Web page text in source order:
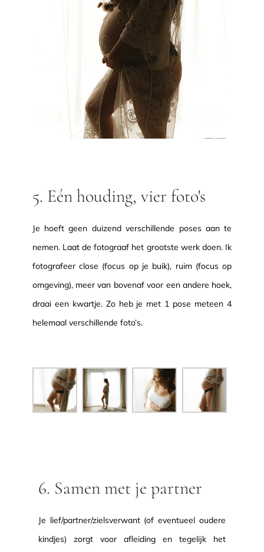
5. Eén houding, vier foto's
Je hoeft geen duizend verschillende poses aan te
nemen. Laat de fotograaf het grootste werk doen. Ik
fotografeer close (focus op je buik), ruim (focus op
omgeving), meer van bovenaf voor een andere hoek,
draai een kwartje. Zo heb je met 1 pose meteen 4
helemaal verschillende foto’s.
6. Samen met je partner
Je lief/partner/zielsverwant (of eventueel oudere
kindjes) zorgt voor afleiding en tegelijk het